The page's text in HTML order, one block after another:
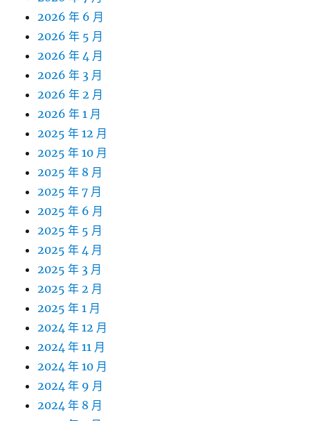
2026 年 6 月
2026 年 5 月
2026 年 4 月
2026 年 3 月
2026 年 2 月
2026 年 1 月
2025 年 12 月
2025 年 10 月
2025 年 8 月
2025 年 7 月
2025 年 6 月
2025 年 5 月
2025 年 4 月
2025 年 3 月
2025 年 2 月
2025 年 1 月
2024 年 12 月
2024 年 11 月
2024 年 10 月
2024 年 9 月
2024 年 8 月